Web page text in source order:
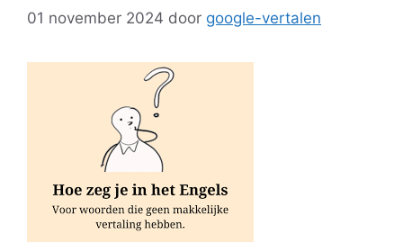
01 november 2024 door google-vertalen